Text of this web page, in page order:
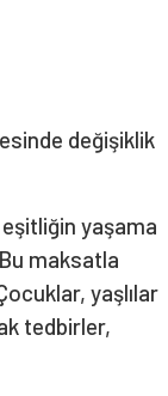
değişiklik
yaşama
maksatla
yaşlılar
tedbirler,